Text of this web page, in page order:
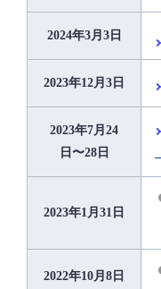
2024年3月3日
2023年12月3日
2023年7月24
日〜28日
2023年1月31日
2022年10月8日